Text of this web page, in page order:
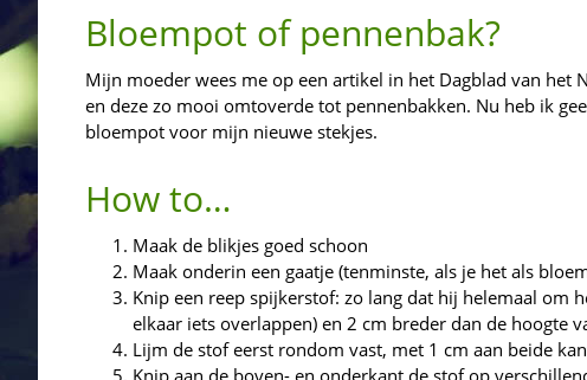
Bloempot of pennenbak?
Mijn moeder wees me op een artikel in het Dagblad van
en deze zo mooi omtoverde tot pennenbakken. Nu heb ik
bloempot voor mijn nieuwe stekjes.
How to…
Maak de blikjes goed schoon
Maak onderin een gaatje (tenminste, als je het als
Knip een reep spijkerstof: zo lang dat hij helemaal om
elkaar iets overlappen) en 2 cm breder dan de hoogte
Lijm de stof eerst rondom vast, met 1 cm aan beide
Knip aan de boven- en onderkant de stof op